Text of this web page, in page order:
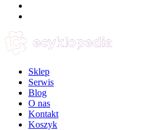
Sklep
Serwis
Blog
O nas
Kontakt
Koszyk